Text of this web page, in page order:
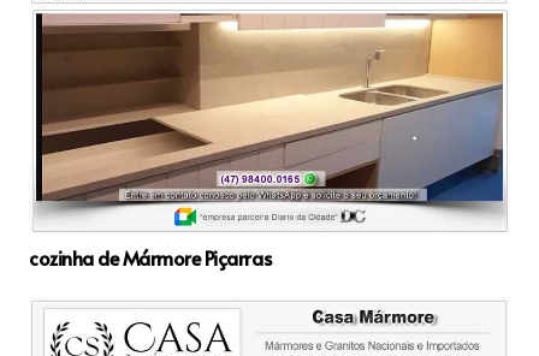
cozinha de Mármore Piçarras